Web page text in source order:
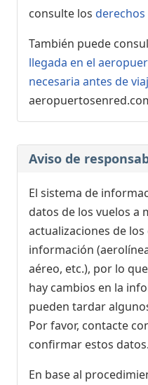
consulte los derechos
También puede
llegada en el
necesaria antes de
Aviso de
El sistema de
datos de los vuelos a
actualizaciones de
información
aéreo, etc.), por lo
hay cambios en la
pueden tardar
Por favor, contacte
confirmar estos datos.
En base al